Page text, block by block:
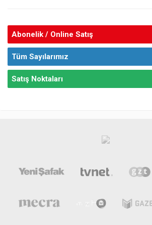
Abonelik / Online Satış
Tüm Sayılarımız
Satış Noktaları